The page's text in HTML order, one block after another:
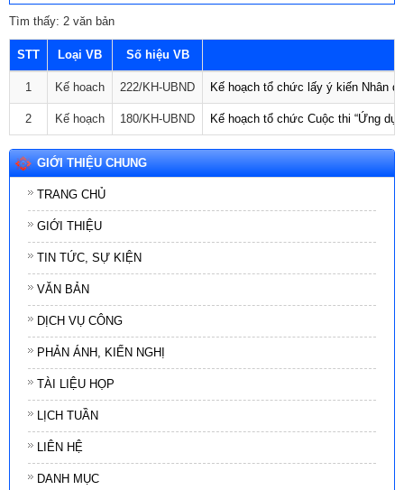
Tìm thấy: 2 văn bản
STT Loại VB Số hiệu VB
1 Kế hoach 222/KH-UBND Kế hoạch tổ chức lấy ý kiến Nhân
2 Kế hoạch 180/KH-UBND Kế hoạch tổ chức Cuộc thi “Ứng
GIỚI THIỆU CHUNG
TRANG CHỦ
GIỚI THIỆU
TIN TỨC, SỰ KIỆN
VĂN BẢN
DỊCH VỤ CÔNG
PHẢN ÁNH, KIẾN NGHỊ
TÀI LIỆU HỌP
LỊCH TUẦN
LIÊN HỆ
DANH MỤC